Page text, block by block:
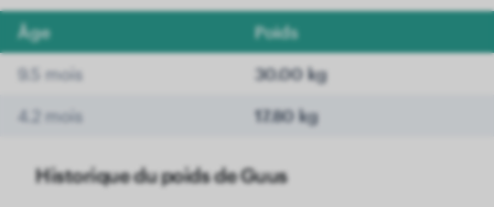
Âge Poids
9.5 mois 30.00 kg
4.2 mois 17.80 kg
Historique du poids de Guus